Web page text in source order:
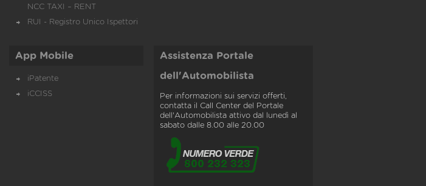
NCC TAXI – RENT
RUI - Registro Unico Ispettori
App Mobile
iPatente
iCCISS
Assistenza Portale
dell'Automobilista
Per informazioni sui servizi offerti,
contatta il Call Center del Portale
dell'Automobilista attivo dal lunedì al
sabato dalle 8.00 alle 20.00